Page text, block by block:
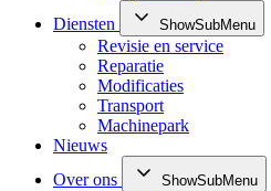
Diensten
ShowSubMenu
Revisie en service
Reparatie
Modificaties
Transport
Machinepark
Nieuws
Over ons
ShowSubMenu